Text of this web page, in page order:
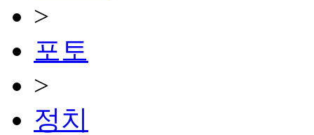
>
포토
>
정치